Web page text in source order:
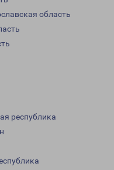
область
республика